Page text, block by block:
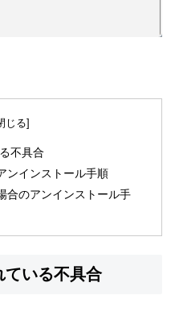
不具合
ンインストール手順
合のアンインストール手
ている不具合